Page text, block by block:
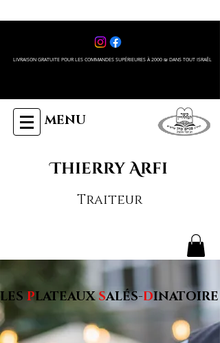
LIVRAISON GRATUITE POUR LES COMMANDES SUPÉRIEURES À 2000 ₪ DANS TOUT ISRAÊL
MENU
Thierry Arfi
Traiteur
LES PLATEAUXSALÉS-DINATOIRE